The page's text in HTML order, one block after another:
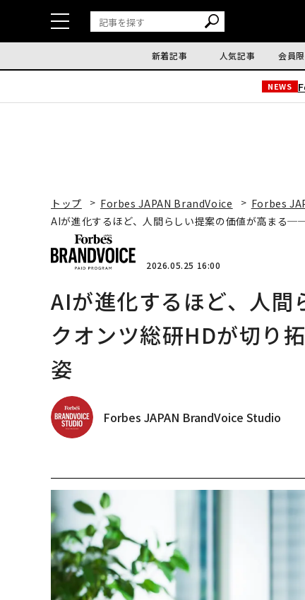
新着記事 人気記事 会員
NEWS
トップ Forbes JAPAN BrandVoice
Forbes
AIが進化するほど、人間らしい提案の価値が高まる
2026.05.25 16:00
AIが進化するほど、人
クオンツ総研HDが切り
姿
Forbes JAPAN BrandVoice Studio